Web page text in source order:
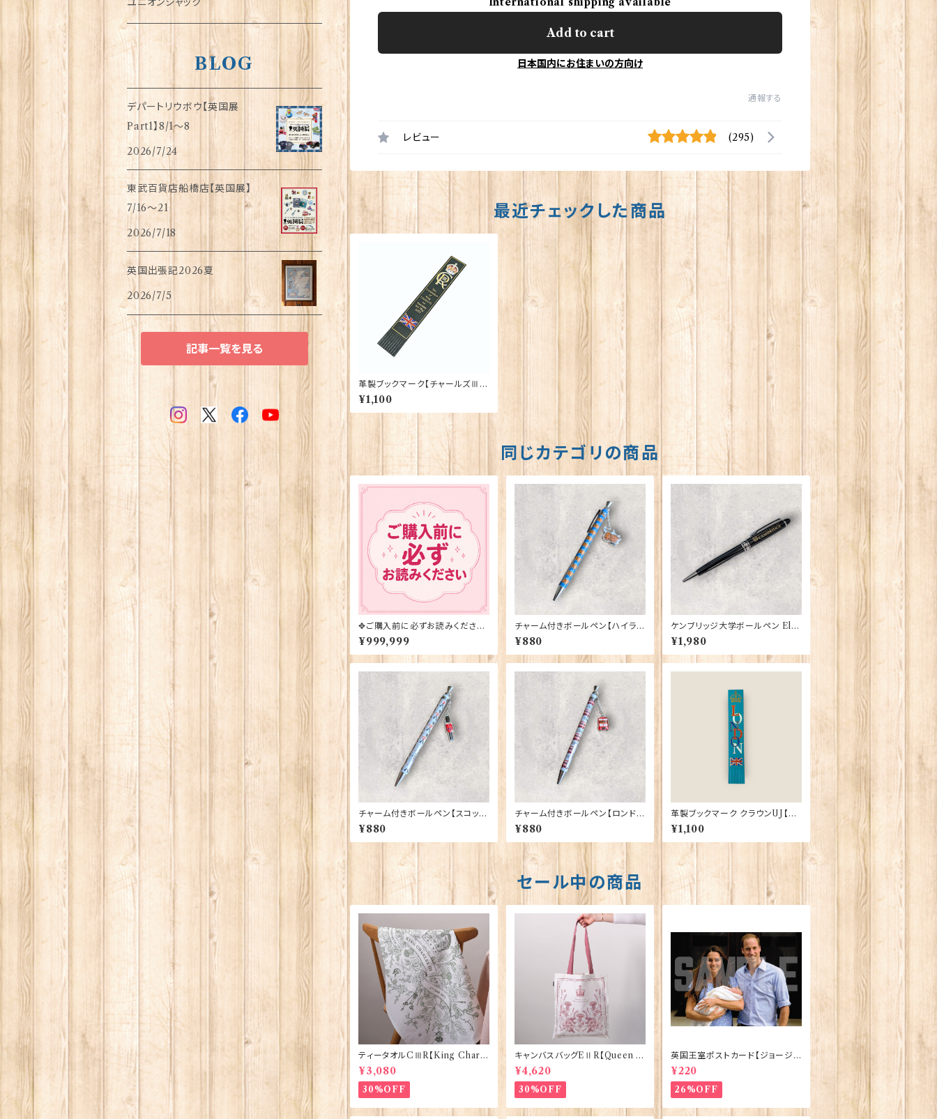
Add to cart
日本国内にお住まいの方向け
通報する
レビュー (295)
最近チェックした商品
革製ブックマーク【チャールズⅢ世
戴冠記念】グリーン R.C.Brady 9
0338GREEN
¥1,100
同じカテゴリの商品
✥ご購入前に必ずお読みください
✥
¥999,999
チャーム付きボールペン【ハイラン
ド・カウ】Euro Stick 90394
¥880
ケンブリッジ大学ボールペン Elg
ate Products 90415（73399）
¥1,980
チャーム付きボールペン【スコッツ
ガーズ】Euro Stick 90395
¥880
チャーム付きボールペン【ロンドン
バス】Euro Stick 90393
¥880
革製ブックマーク クラウンUJ【タ
ーコイズ】R.C.Brady 90382-T
urqoise
¥1,100
セール中の商品
ティータオルCⅢR【King Charle
sⅢ Coronation】Victoria Egg
s 50129
¥3,080
30%OFF
キャンバスバッグEⅡR【Queen El
izabethⅡ Commemorative】
Victoria Eggs 90332
¥4,620
30%OFF
英国王室ポストカード【ジョージ
王子ご誕生】Pageantry Postca
rd 90183-JEF100
¥220
26%OFF
BLOG
デパートリウボウ【英国展
Part1】8/1〜8
2026/7/24
東武百貨店船橋店【英国展】
7/16～21
2026/7/18
英国出張記2026夏
2026/7/5
記事一覧を見る